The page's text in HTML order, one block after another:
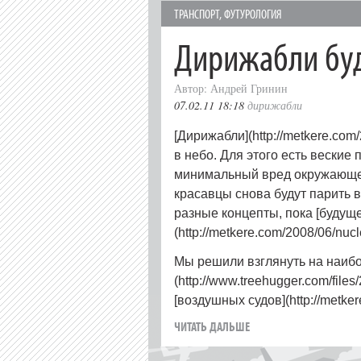
ТРАНСПОРТ,ФУТУРОЛОГИЯ
Дирижабли
Автор: Андрей Гринин
07.02.11 18:18 дирижабли
[Дирижабли](http://
в небо. Для этого есть
минимальный вред
красавцы снова будут
разные концепты, пока
(http://metkere.com/2008/06/
Мы решили взглянуть на
(http://www.treehugger.com/
[воздушных судов](http://
ЧИТАТЬ ДАЛЬШЕ